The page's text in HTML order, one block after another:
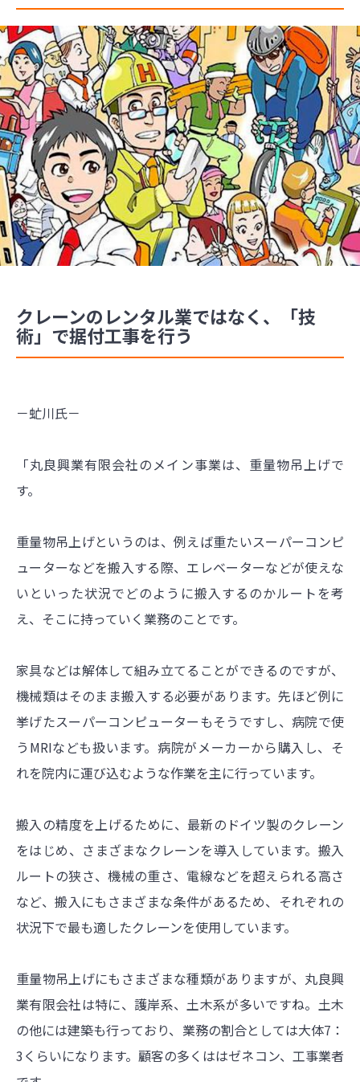
クレーンのレンタル業ではなく、「技
術」で据付工事を行う
－虻川氏－
「丸良興業有限会社のメイン事業は、重量物吊上げで
す。
重量物吊上げというのは、例えば重たいスーパーコンピ
ューターなどを搬入する際、エレベーターなどが使えな
いといった状況でどのように搬入するのかルートを考
え、そこに持っていく業務のことです。
家具などは解体して組み立てることができるのですが、
機械類はそのまま搬入する必要があります。先ほど例に
挙げたスーパーコンピューターもそうですし、病院で使
うMRIなども扱います。病院がメーカーから購入し、そ
れを院内に運び込むような作業を主に行っています。
搬入の精度を上げるために、最新のドイツ製のクレーン
をはじめ、さまざまなクレーンを導入しています。搬入
ルートの狭さ、機械の重さ、電線などを超えられる高さ
など、搬入にもさまざまな条件があるため、それぞれの
状況下で最も適したクレーンを使用しています。
重量物吊上げにもさまざまな種類がありますが、丸良興
業有限会社は特に、護岸系、土木系が多いですね。土木
の他には建築も行っており、業務の割合としては大体7：
3くらいになります。顧客の多くははゼネコン、工事業者